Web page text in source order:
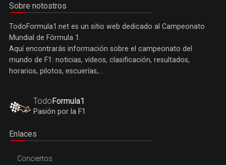
Sobre notostros
TodoFormula1.net es un sitio web dedicado al Campeonato
Mundial de Fórmula 1.
Aquí encontrarás información sobre el campeonato del
mundo de F1: noticias, vídeos, clasificación, resultados,
horarios, pilotos, escuerías,...
TodoFormula1
Pasión por la F1
Enlaces
Conciertos